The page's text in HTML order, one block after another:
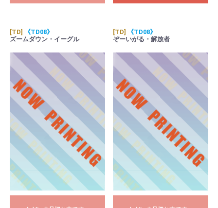
[TD]
《TD08》
ズームダウン・イーグル
[TD]
《TD08》
ぞーいがる・解放者